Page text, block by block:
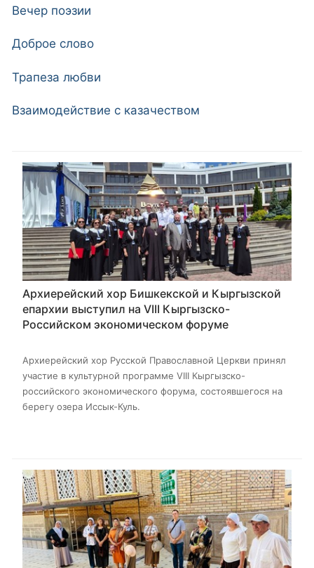
Вечер поэзии
Доброе слово
Трапеза любви
Взаимодействие с казачеством
Архиерейский хор Бишкекской и Кыргызской
епархии выступил на VIII Кыргызско-
Российском экономическом форуме
Архиерейский хор Русской Православной Церкви принял
участие в культурной программе VIII Кыргызско-
российского экономического форума, состоявшегося на
берегу озера Иссык-Куль.